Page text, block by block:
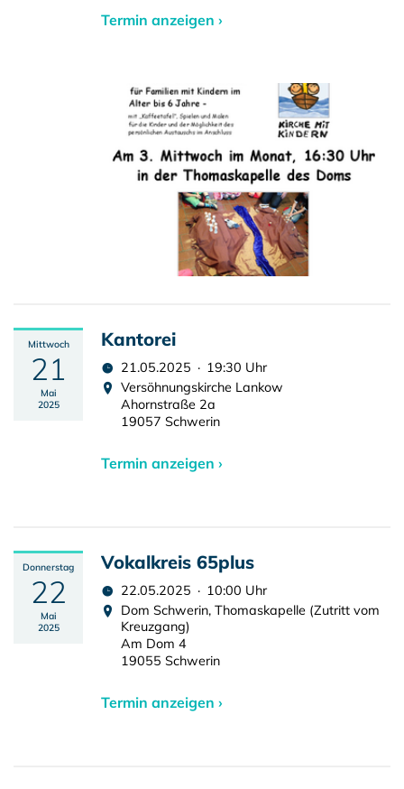
Termin anzeigen ›
Mittwoch
21
Mai
2025
Kantorei
21.05.2025 · 19:30 Uhr
Versöhnungskirche Lankow
Ahornstraße 2a
19057 Schwerin
Termin anzeigen ›
Donnerstag
22
Mai
2025
Vokalkreis 65plus
22.05.2025 · 10:00 Uhr
Dom Schwerin, Thomaskapelle (Zutritt vom
Kreuzgang)
Am Dom 4
19055 Schwerin
Termin anzeigen ›